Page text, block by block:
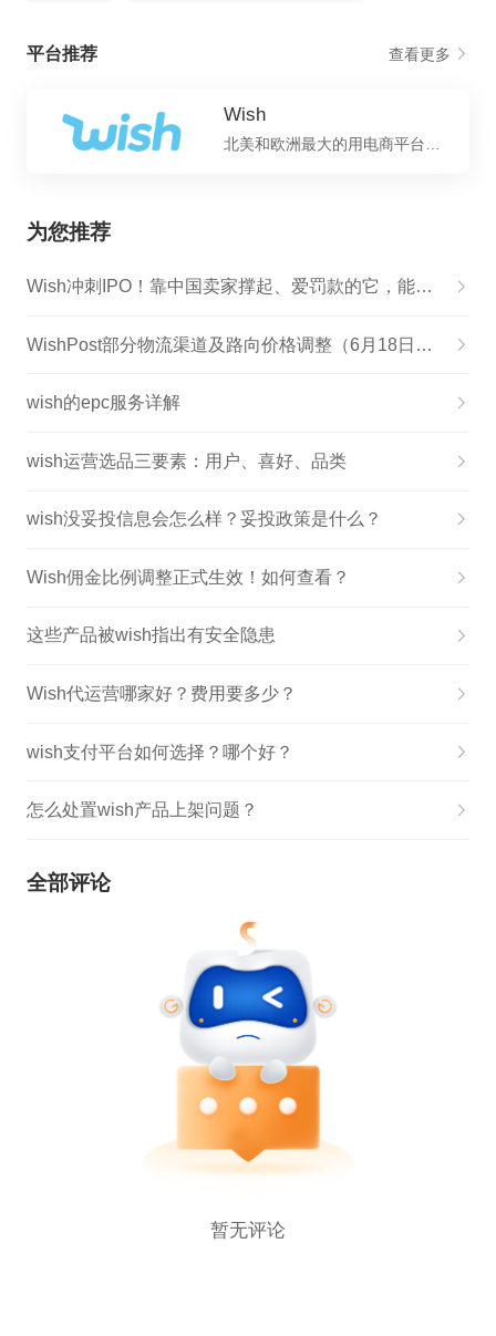
平台推荐 查看更多
Wish
北美和欧洲最大的用电商平台，被评为硅谷最佳创新平台和欧美最受欢迎的购物APP
为您推荐
Wish冲刺IPO！靠中国卖家撑起、爱罚款的它，能否继续弯道超车？
WishPost部分物流渠道及路向价格调整（6月18日生效）
wish的epc服务详解
wish运营选品三要素：用户、喜好、品类
wish没妥投信息会怎么样？妥投政策是什么？
Wish佣金比例调整正式生效！如何查看？
这些产品被wish指出有安全隐患
Wish代运营哪家好？费用要多少？
wish支付平台如何选择？哪个好？
怎么处置wish产品上架问题？
全部评论
暂无评论